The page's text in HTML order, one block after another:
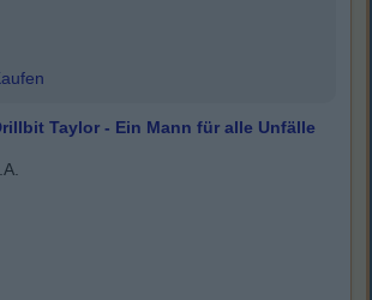
Taylor - Ein Mann für alle Unfälle